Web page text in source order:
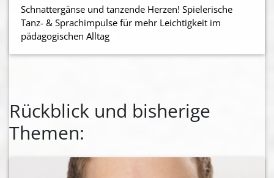
Schnattergänse und tanzende Herzen! Spielerische
Tanz- & Sprachimpulse für mehr Leichtigkeit im
pädagogischen Alltag
Rückblick und bisherige
Themen: